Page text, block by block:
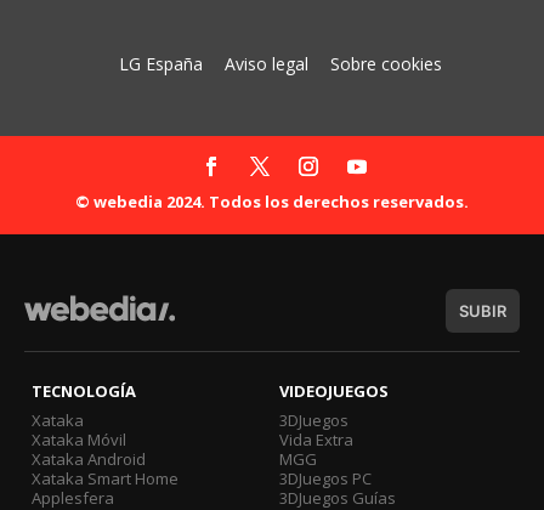
LG España Aviso legal Sobre cookies
© webedia 2024. Todos los derechos reservados.
SUBIR
TECNOLOGÍA
Xataka
Xataka Móvil
Xataka Android
Xataka Smart Home
Applesfera
VIDEOJUEGOS
3DJuegos
Vida Extra
MGG
3DJuegos PC
3DJuegos Guías